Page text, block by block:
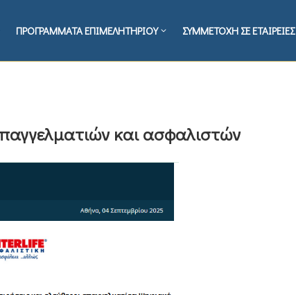
ΠΡΟΓΡΑΜΜΑΤΑ ΕΠΙΜΕΛΗΤΗΡΙΟΥ ΣΥΜΜΕΤΟΧΗ ΣΕ ΕΤΑΙΡΕΙΕΣ
και ασφαλιστών